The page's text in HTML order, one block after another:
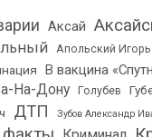
Аксай
Апольский
В вакцина
На-Дону
Голубев
ДТП Зубов Александр